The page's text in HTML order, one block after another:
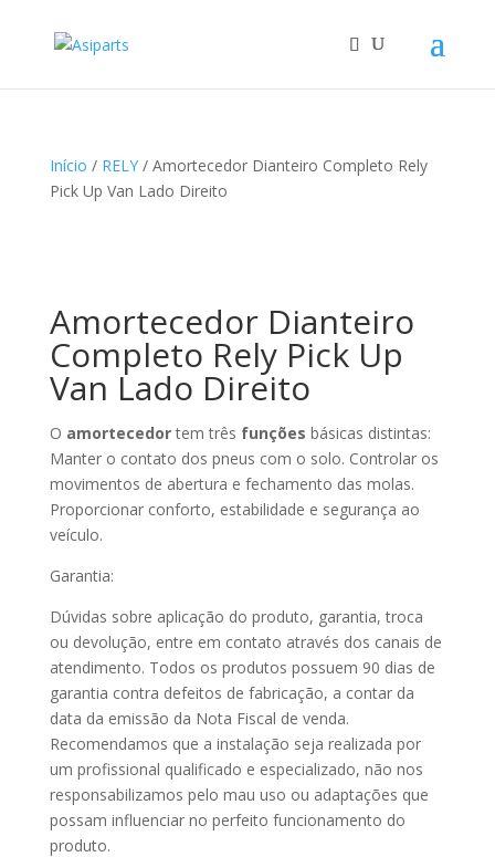
Início / RELY/ Amortecedor Dianteiro Completo Rely
Pick Up Van Lado Direito
Amortecedor Dianteiro
Completo Rely Pick Up
Van Lado Direito
O amortecedortem três funções básicas distintas:
Manter o contato dos pneus com o solo. Controlar os
movimentos de abertura e fechamento das molas.
Proporcionar conforto, estabilidade e segurança ao
veículo.
Garantia:
Dúvidas sobre aplicação do produto, garantia, troca
ou devolução, entre em contato através dos canais de
atendimento. Todos os produtos possuem 90 dias de
garantia contra defeitos de fabricação, a contar da
data da emissão da Nota Fiscal de venda.
Recomendamos que a instalação seja realizada por
um profissional qualificado e especializado, não nos
responsabilizamos pelo mau uso ou adaptações que
possam influenciar no perfeito funcionamento do
produto.